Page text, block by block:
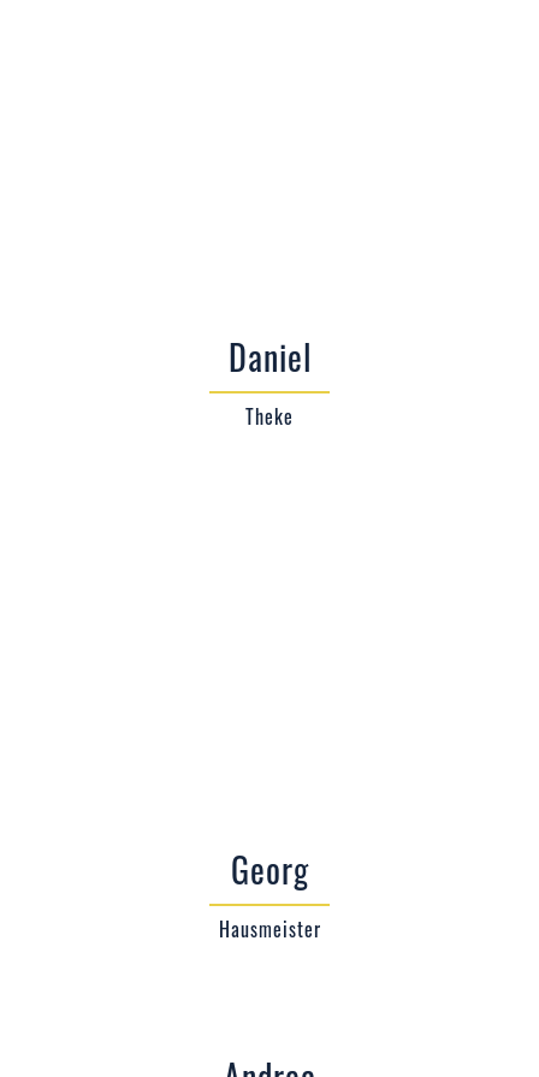
Daniel
Theke
Georg
Hausmeister